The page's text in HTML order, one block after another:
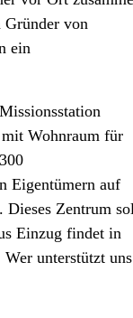
von
ein
Wohnraum für
Eigentümern auf
Dieses Zentrum
Einzug findet in
unterstützt uns